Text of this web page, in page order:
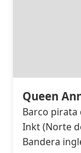
Queen
Barco pirata
Inkt (Norte
Bandera